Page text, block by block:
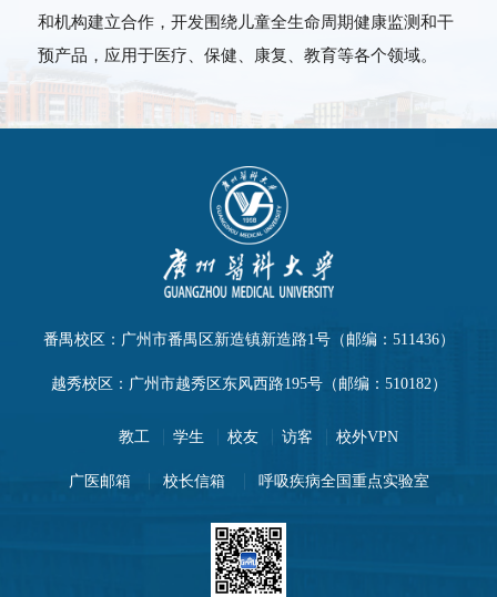
和机构建立合作，开发围绕儿童全生命周期健康监测和干
预产品，应用于医疗、保健、康复、教育等各个领域。
番禺校区：广州市番禺区新造镇新造路1号（邮编：511436）
越秀校区：广州市越秀区东风西路195号（邮编：510182）
教工 学生 校友 访客 校外VPN
广医邮箱 校长信箱 呼吸疾病全国重点实验室